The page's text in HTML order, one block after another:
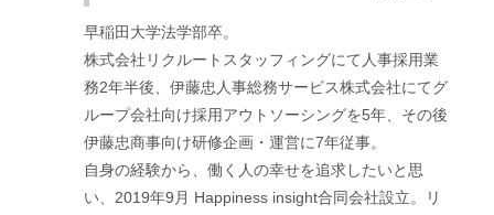
早稲田大学法学部卒。
株式会社リクルートスタッフィングにて人事採用業
務2年半後、伊藤忠人事総務サービス株式会社にてグ
ループ会社向け採用アウトソーシングを5年、その後
伊藤忠商事向け研修企画・運営に7年従事。
自身の経験から、働く人の幸せを追求したいと思
い、2019年9月 Happiness insight合同会社設立。リ